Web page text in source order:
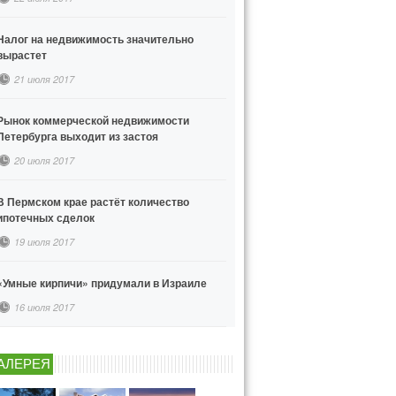
на недвижимость значительно
21 июля 2017
коммерческой недвижимости
выходит из застоя
20 июля 2017
Пермском крае растёт количество
сделок
19 июля 2017
кирпичи» придумали в Израиле
16 июля 2017